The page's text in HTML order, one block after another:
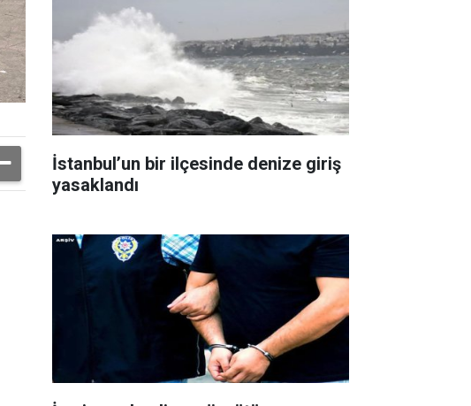
İstanbul’un bir ilçesinde denize giriş
yasaklandı